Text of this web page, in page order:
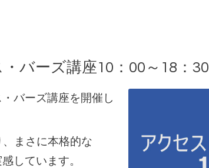
バーズ講座10：00～18：30
バーズ講座を開催し
まさに本格的な
しています。